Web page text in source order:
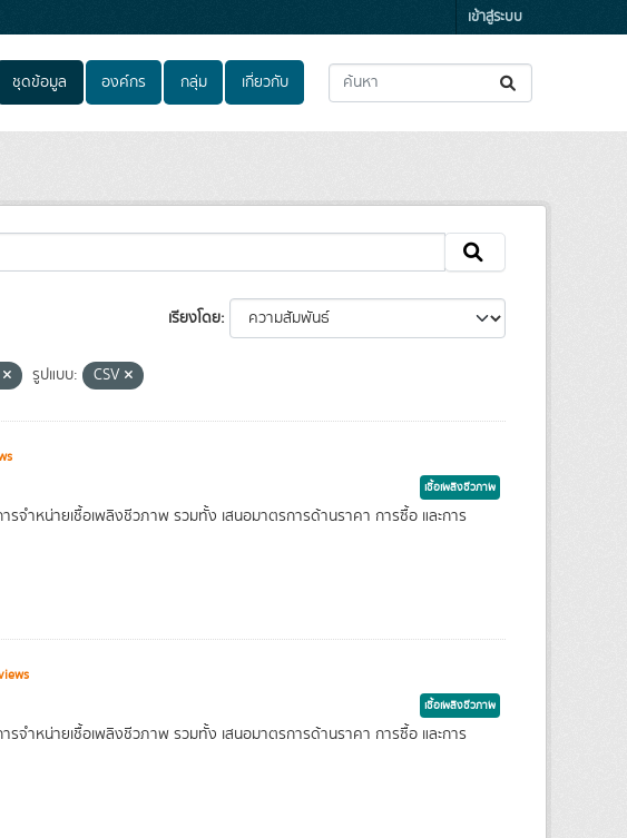
เข้าสู่ระบบ
ชุดข้อมูล องค์กร กลุ่ม เกี่ยวกับ
เรียงโดย
รูปแบบ: CSV
เชื้อเพลิงชีวภาพ
จำหน่ายเชื้อเพลิงชีวภาพ รวมทั้ง เสนอมาตรการด้านราคา การซื้อ และการ
เชื้อเพลิงชีวภาพ
จำหน่ายเชื้อเพลิงชีวภาพ รวมทั้ง เสนอมาตรการด้านราคา การซื้อ และการ